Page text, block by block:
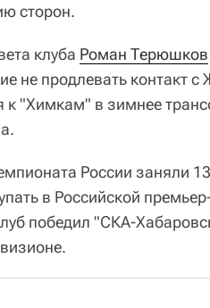
сторон.
клуба Роман Терюшков
не продлевать контакт
к "Химкам" в зимнее
России заняли
в Российской
победил "СКА-